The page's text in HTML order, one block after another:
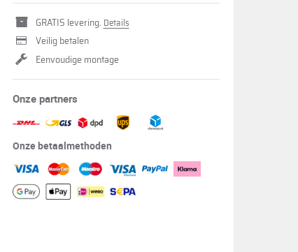
GRATIS levering. Details
Veilig betalen
Eenvoudige montage
Onze partners
Onze betaalmethoden